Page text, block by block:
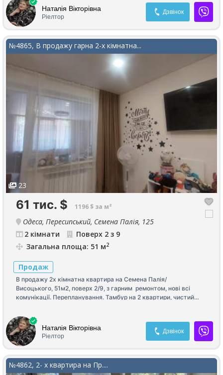
квартирі натуральний паркет. Всн залишається.
Наталія Вікторівна
Ріелтор
Дзвінок
№4865, В продажу гарна 2-х кімнатна...
23
61 тис. $ 1196 $ за м²
Одеса, Пересипський, Семена Палія, 125
2 кімнати
Поверх 2 з 9
Загальна площа: 51 м2
Продаж
В продажу 2х кімнатна квартира на Семена Палія/
Висоцького, 51м2, поверх 2/9, з гарним ремонтом, нові всі
комунікації. Перепланування. Тамбур на 2 квартири, чистий
двір, дитячій майданчик, школи, садочки, магазини, все поряд.
Програма✅Наталія Вікторівна
Ріелтор
Дзвінок
№4862, 2- х квартира на Пр....